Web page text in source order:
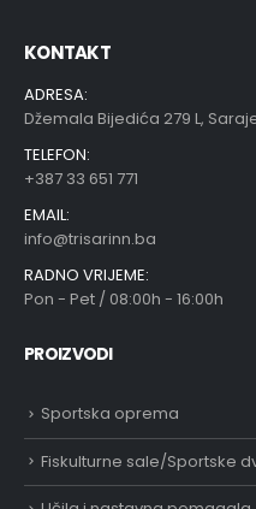
KONTAKT
ADRESA:
Džemala Bijedića 279 L,
TELEFON:
+387 33 651 771
EMAIL:
info@trisarinn.ba
RADNO VRIJEME:
Pon - Pet / 08:00h - 16:00h
PROIZVODI
Sportska oprema
Fiskulturne sale/Sportske